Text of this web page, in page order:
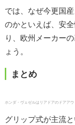
では、なぜ今更国
のかといえば、安
り、欧州メーカー
ょう。
まとめ
ホンダ・ヴェゼルはリアドアのドアア
グリップ式が主流